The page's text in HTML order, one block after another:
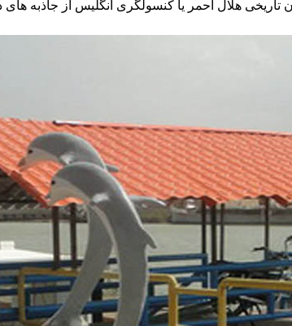
تاریخی هلال احمر یا کنسولگری انگلیس از جاذبه